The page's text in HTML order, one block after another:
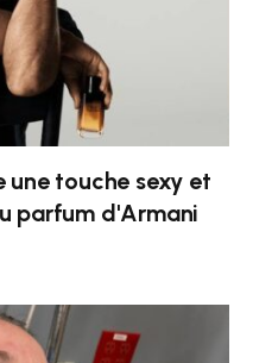
touche sexy et
parfum d'Armani